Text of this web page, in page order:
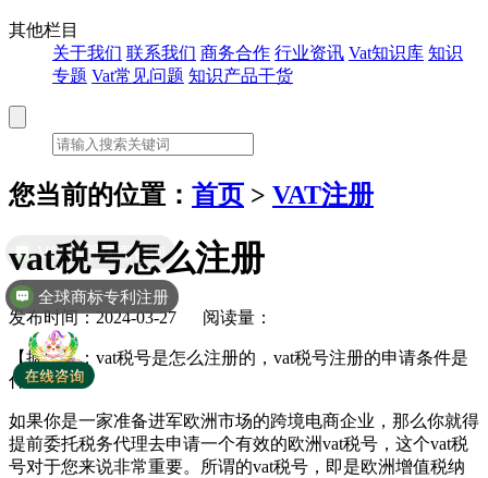
其他栏目
关于我们 联系我们 商务合作 行业资讯 Vat知识库 知识
专题 Vat常见问题 知识产品干货
您当前的位置： 首页 > VAT注册
vat税号怎么注册
发布时间：2024-03-27 阅读量：
【摘要】：vat税号是怎么注册的，vat税号注册的申请条件是
什么？
如果你是一家准备进军欧洲市场的跨境电商企业，那么你就得
提前委托税务代理去申请一个有效的欧洲vat税号，这个vat税
号对于您来说非常重要。所谓的vat税号，即是欧洲增值税纳
全球商标专利注册